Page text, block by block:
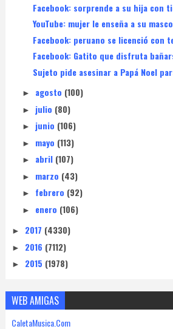
Facebook: sorprende a su hija con
YouTube: mujer le enseña a su
Facebook: peruano se licenció con
Facebook: Gatito que disfruta
Sujeto pide asesinar a Papá Noel
► agosto (100)
► julio (80)
► junio (106)
► mayo (113)
► abril (107)
► marzo (43)
► febrero (92)
► enero (106)
► 2017 (4330)
► 2016 (7112)
► 2015 (1978)
WEB AMIGAS
CaletaMusica.Com